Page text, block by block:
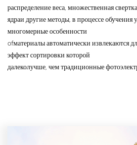
окружающей среды.
распределение веса, множественная свертка
ядраи другие методы, в процессе обучения
многомерные особенности
ofматериалы автоматически извлекаются
эффект сортировки которой
далеколучше, чем традиционные